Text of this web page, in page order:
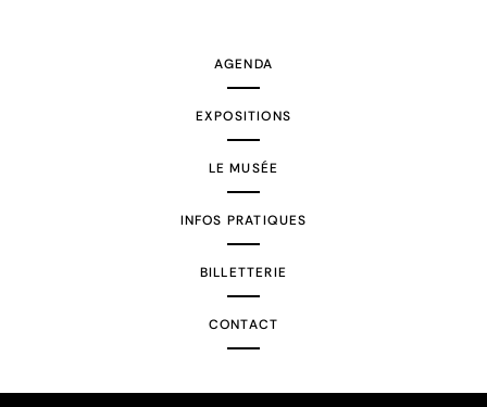
AGENDA
EXPOSITIONS
LE MUSÉE
INFOS PRATIQUES
BILLETTERIE
CONTACT